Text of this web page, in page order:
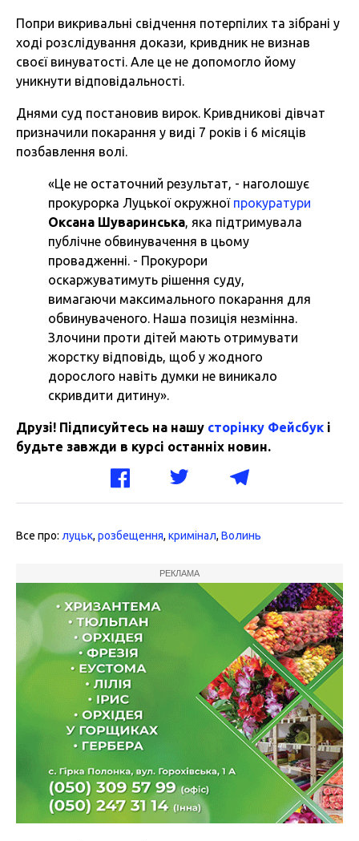
Попри викривальні свідчення потерпілих та зібрані у
ході розслідування докази, кривдник не визнав
своєї винуватості. Але це не допомогло йому
уникнути відповідальності.
Днями суд постановив вирок. Кривдникові дівчат
призначили покарання у виді 7 років і 6 місяців
позбавлення волі.
«Це не остаточний результат, - наголошує
прокурорка Луцької окружної прокуратури
Оксана Шуваринська, яка підтримувала
публічне обвинувачення в цьому
провадженні. - Прокурори
оскаржуватимуть рішення суду,
вимагаючи максимального покарання для
обвинуваченого. Наша позиція незмінна.
Злочини проти дітей мають отримувати
жорстку відповідь, щоб у жодного
дорослого навіть думки не виникало
скривдити дитину».
Друзі! Підписуйтесь на нашу сторінку Фейсбук і
будьте завжди в курсі останніх новин.
Все про: луцьк, розбещення, кримінал, Волинь
РЕКЛАМА